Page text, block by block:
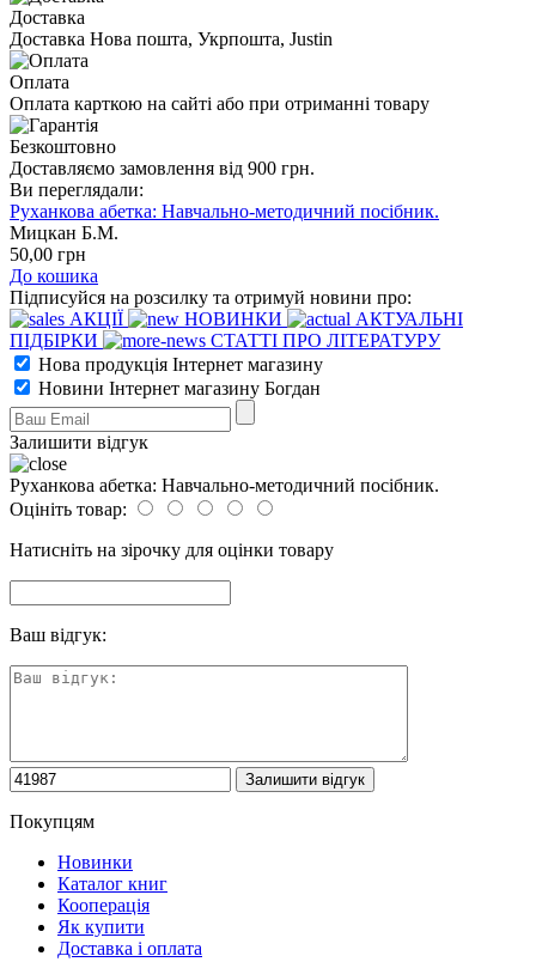
Доставка
Доставка Нова пошта, Укрпошта, Justin
Оплата
Оплата карткою на сайті або при отриманні товару
Безкоштовно
Доставляємо замовлення від 900 грн.
Ви переглядали:
Руханкова абетка: Навчально-методичний посібник.
Мицкан Б.М.
50,00 грн
До кошика
Підписуйся на розсилку та отримуй новини про:
АКЦІЇ
НОВИНКИ
АКТУАЛЬНІ
ПІДБІРКИ
СТАТТІ ПРО ЛІТЕРАТУРУ
Нова продукція Інтернет магазину
Новини Інтернет магазину Богдан
Залишити відгук
Руханкова абетка: Навчально-методичний посібник.
Оцініть товар:
Натисніть на зірочку для оцінки товару
Ваш відгук:
Покупцям
Новинки
Каталог книг
Кооперація
Як купити
Доставка і оплата